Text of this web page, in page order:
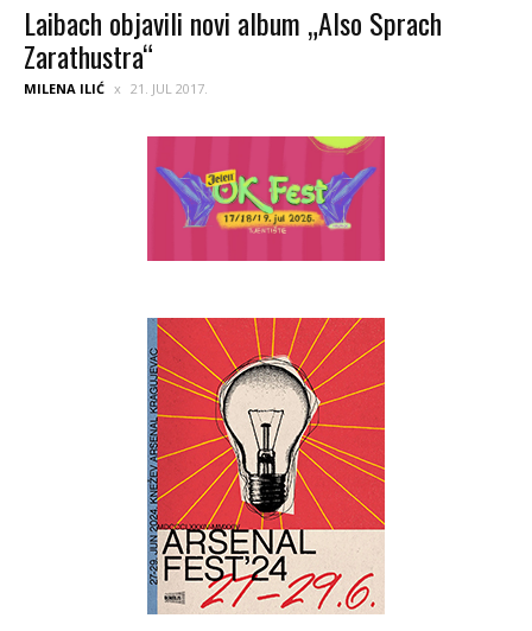
Laibach objavili novi album „Also Sprach
Zarathustra“
MILENA ILIĆ 21. JUL 2017.